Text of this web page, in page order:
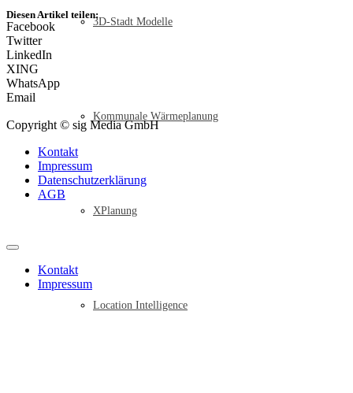
3D-Stadt Modelle
Kommunale Wärmeplanung
XPlanung
Location Intelligence
Diesen Artikel teilen:
Facebook
Twitter
LinkedIn
XING
WhatsApp
Email
Copyright © sig Media GmbH
Kontakt
Impressum
Datenschutzerklärung
AGB
Kontakt
Impressum